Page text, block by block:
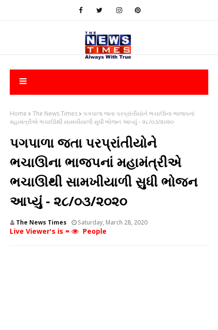
Home The News Times
પગપાળા જતા પરપ્રાંતીયોને ભચાઊના ભાજપનાં
મહામંત્રીએ ભચાઊથી સામખીયાળી સુધી ભોજન આપ્યુંં - ૨૮/૦૩/૨૦૨૦
પગપાળા જતા પરપ્રાંતીયોને
ભચાઊના ભાજપનાં મહામંત્રીએ
ભચાઊથી સામખીયાળી સુધી ભોજન
આપ્યુંં - ૨૮/૦૩/૨૦૨૦
The News Times Saturday, March 28, 2020
Live Viewer's is = People